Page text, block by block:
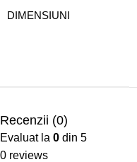
DIMENSIUNI
Recenzii (0)
Evaluat la 0 din 5
0 reviews